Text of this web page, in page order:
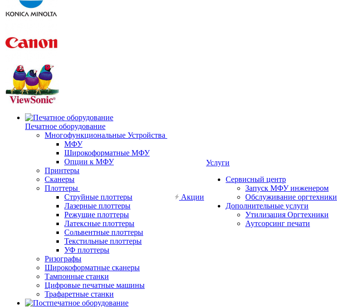
Печатное оборудование
Многофункциональные Устройства
МФУ
Широкоформатные МФУ
Опции к МФУ
Принтеры
Сканеры
Плоттеры
Струйные плоттеры
Лазерные плоттеры
Режущие плоттеры
Латексные плоттеры
Сольвентные плоттеры
Текстильные плоттеры
УФ плоттеры
Ризографы
Широкоформатные сканеры
Тампонные станки
Цифровые печатные машины
Трафаретные станки
Акции
Услуги
Сервисный центр
Запуск МФУ инженером
Обслуживание оргтехники
Дополнительные услуги
Утилизация Оргтехники
Аутсорсинг печати